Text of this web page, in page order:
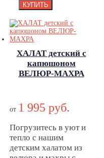
ХАЛАТ детский с
капюшоном
ВЕЛЮР-МАХРА
ВЕЛЮР-МАХРА
от 1 995 руб.
Погрузитесь в уют и
тепло с нашим
детским халатом из